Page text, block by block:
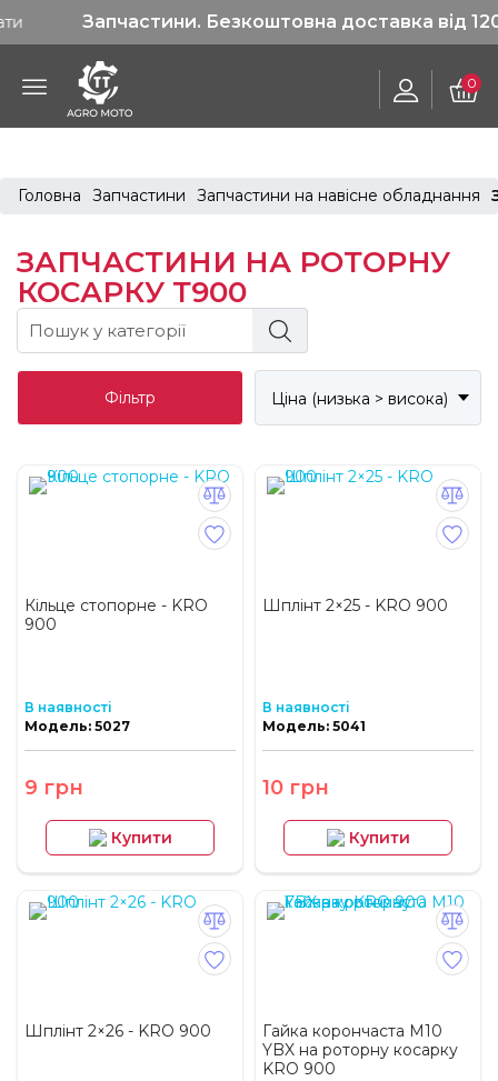
Запчастини. Безкоштовна доставка від 1200 грн!
0
Головна Запчастини Запчастини на навісне обладнання
ЗАПЧАСТИНИ НА РОТОРНУ
КОСАРКУ Т900
Фільтр Ціна (низька > висока)
Кільце стопорне - KRO
900
В наявності
Модель: 5027
9 грн
Купити
Шплінт 2×25 - KRO 900
В наявності
Модель: 5041
10 грн
Купити
Шплінт 2×26 - KRO 900
Гайка корончаста М10
YBX на роторну косарку
KRO 900